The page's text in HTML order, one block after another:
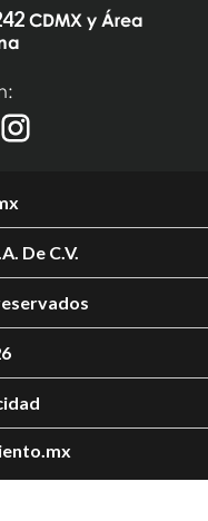
CDMX y Área
De C.V.